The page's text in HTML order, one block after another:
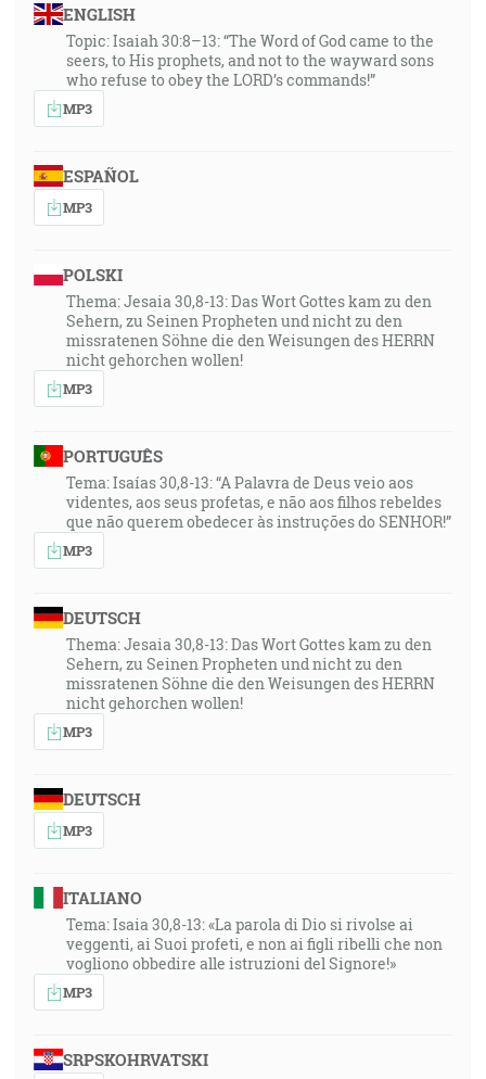
ENGLISH
Topic: Isaiah 30:8–13: “The Word of God came to the
seers, to His prophets, and not to the wayward sons
who refuse to obey the LORD’s commands!”
MP3
ESPAÑOL
MP3
POLSKI
Thema: Jesaia 30,8-13: Das Wort Gottes kam zu den
Sehern, zu Seinen Propheten und nicht zu den
missratenen Söhne die den Weisungen des HERRN
nicht gehorchen wollen!
MP3
PORTUGUÊS
Tema: Isaías 30,8-13: “A Palavra de Deus veio aos
videntes, aos seus profetas, e não aos filhos rebeldes
que não querem obedecer às instruções do SENHOR!”
MP3
DEUTSCH
Thema: Jesaia 30,8-13: Das Wort Gottes kam zu den
Sehern, zu Seinen Propheten und nicht zu den
missratenen Söhne die den Weisungen des HERRN
nicht gehorchen wollen!
MP3
DEUTSCH
MP3
ITALIANO
Tema: Isaia 30,8-13: «La parola di Dio si rivolse ai
veggenti, ai Suoi profeti, e non ai figli ribelli che non
vogliono obbedire alle istruzioni del Signore!»
MP3
SRPSKOHRVATSKI